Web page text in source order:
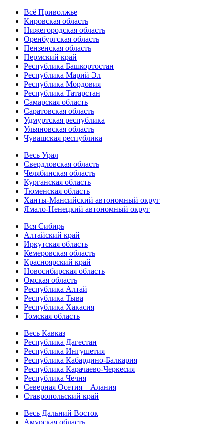
Всё Приволжье
Кировская область
Нижегородская область
Оренбургская область
Пензенская область
Пермский край
Республика Башкортостан
Республика Марий Эл
Республика Мордовия
Республика Татарстан
Самарская область
Саратовская область
Удмуртская республика
Ульяновская область
Чувашская республика
Весь Урал
Свердловская область
Челябинская область
Курганская область
Тюменская область
Ханты-Мансийский автономный округ
Ямало-Ненецкий автономный округ
Вся Сибирь
Алтайский край
Иркутская область
Кемеровская область
Красноярский край
Новосибирская область
Омская область
Республика Алтай
Республика Тыва
Республика Хакасия
Томская область
Весь Кавказ
Республика Дагестан
Республика Ингушетия
Республика Кабардино-Балкария
Республика Карачаево-Черкесия
Республика Чечня
Северная Осетия – Алания
Ставропольский край
Весь Дальний Восток
Амурская область